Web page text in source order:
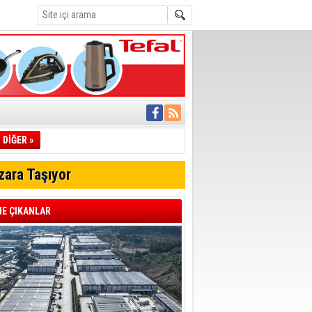
İletti
müdahale
Geçti
DİĞER »
Taşıyor
ÇIKANLAR